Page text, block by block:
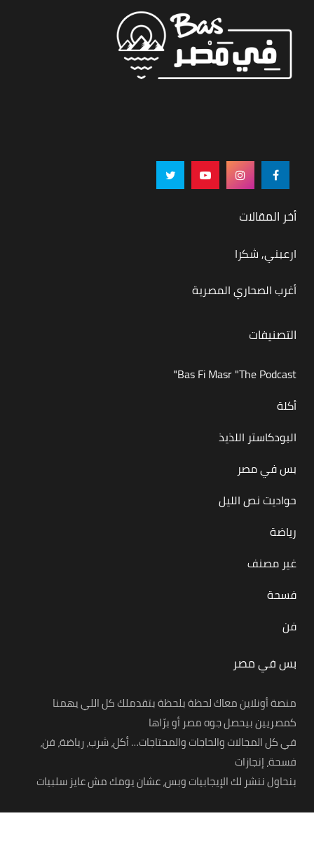
أخر المقالات
ارعبني, شكرا
أغرب الصحاري المصرية
التصنيفات
Bas Fi Masr "The Podcast"
أكلة
البودكاستر اللذيذ
بس في مصر
حواديت نص الليل
رياضة
غير مصنف
فسحة
فن
بس في مصر
منصة أونلاين معاك لحظة بلحظة بتقدملك كل اللي يهمنا
كمصريين بيحصل جوه مصر أو برّاها
في كل المجالات والحاجات والمحتاجات… أكل، شرب، رياضة، فن،
فسحة، إنجازات
بنحاول ننشر لك الإيجابيات وبس، عشان يومك مش عايز سلبيات